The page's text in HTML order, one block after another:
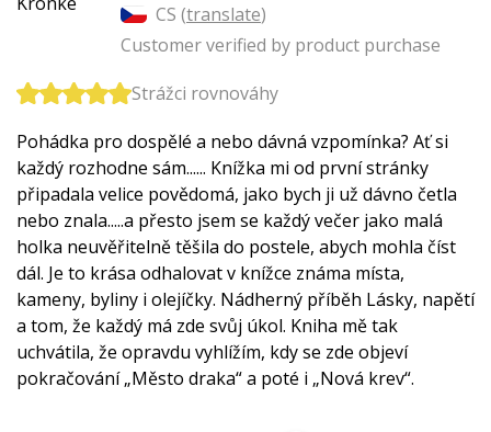
CS (translate)
Customer verified by product purchase
Strážci rovnováhy
Pohádka pro dospělé a nebo dávná vzpomínka? Ať si
každý rozhodne sám...... Knížka mi od první stránky
připadala velice povědomá, jako bych ji už dávno četla
nebo znala.....a přesto jsem se každý večer jako malá
holka neuvěřitelně těšila do postele, abych mohla číst
dál. Je to krása odhalovat v knížce známa místa,
kameny, byliny i olejíčky. Nádherný příběh Lásky, napětí
a tom, že každý má zde svůj úkol. Kniha mě tak
uchvátila, že opravdu vyhlížím, kdy se zde objeví
pokračování „Město draka“ a poté i „Nová krev“.